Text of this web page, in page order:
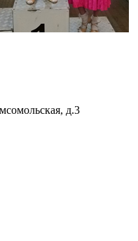
д.3